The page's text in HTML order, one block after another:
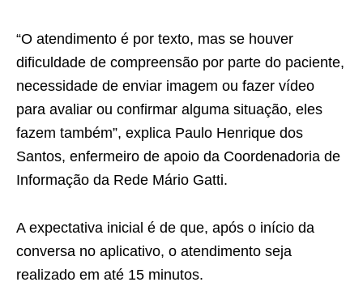
“O atendimento é por texto, mas se houver
dificuldade de compreensão por parte do paciente,
necessidade de enviar imagem ou fazer vídeo
para avaliar ou confirmar alguma situação, eles
fazem também”, explica Paulo Henrique dos
Santos, enfermeiro de apoio da Coordenadoria de
Informação da Rede Mário Gatti.
A expectativa inicial é de que, após o início da
conversa no aplicativo, o atendimento seja
realizado em até 15 minutos.